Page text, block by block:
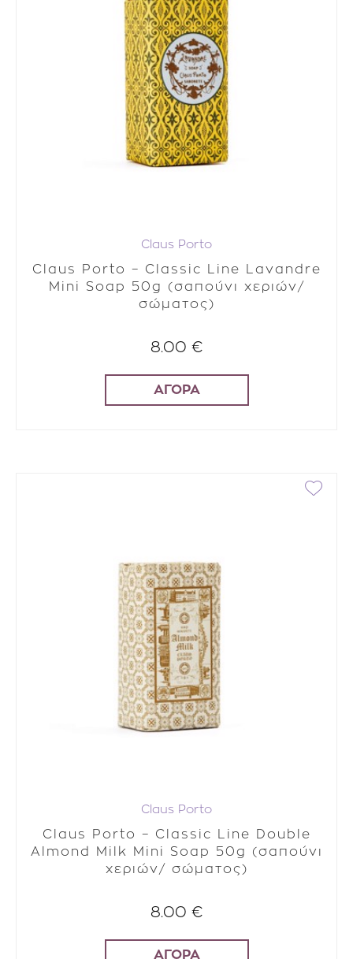
Claus Porto
Claus Porto – Classic Line Lavandre
Mini Soap 50g (σαπούνι χεριών/
σώματος)
8.00 €
ΑΓΟΡΑ
Claus Porto
Claus Porto – Classic Line Double
Almond Milk Mini Soap 50g (σαπούνι
χεριών/ σώματος)
8.00 €
ΑΓΟΡΑ